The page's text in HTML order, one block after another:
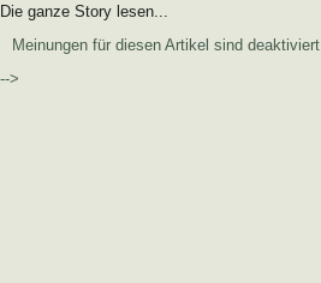
Die ganze Story lesen...
Meinungen für diesen Artikel sind deaktiviert.
-->